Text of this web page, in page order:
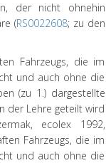
der nicht ohnehin
(RS0022608; zu den
Fahrzeugs, die im
und auch ohne die
(zu 1.) dargestellte
der Lehre geteilt wird
, ecolex 1992,
Fahrzeugs, die im
und auch ohne die